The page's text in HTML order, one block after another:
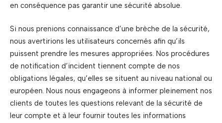
en conséquence pas garantir une sécurité absolue.
Si nous prenions connaissance d’une brèche de la sécurité,
nous avertirions les utilisateurs concernés afin qu’ils
puissent prendre les mesures appropriées. Nos procédures
de notification d’incident tiennent compte de nos
obligations légales, qu’elles se situent au niveau national ou
européen. Nous nous engageons à informer pleinement nos
clients de toutes les questions relevant de la sécurité de
leur compte et à leur fournir toutes les informations